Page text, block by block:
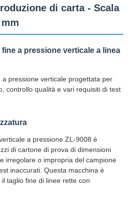
di carta - Scala
a pressione verticale a linea
pressione verticale progettata per
controllo qualità e vari requisiti di test
a pressione ZL-9008 è
di cartone di prova di dimensioni
irregolare o impropria del campione
inaccurati. Questa macchina è
taglio fine di linee rette con